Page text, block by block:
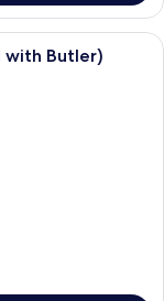
tidur premium, bar
with Butler)